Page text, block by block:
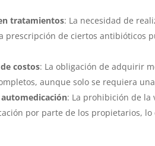
tratamientos: La necesidad de
prescripción de ciertos antibióticos
costos: La obligación de adquirir
aunque solo se requiera
automedicación: La prohibición de la
por parte de los propietarios,